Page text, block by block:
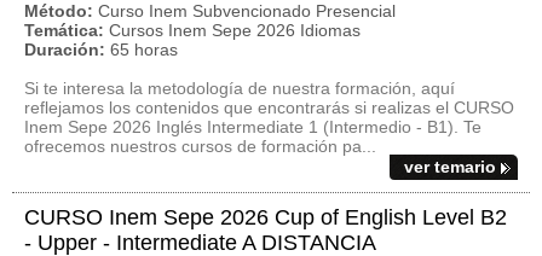
Método: Curso Inem Subvencionado Presencial
Temática: Cursos Inem Sepe 2026 Idiomas
Duración: 65 horas
Si te interesa la metodología de nuestra formación, aquí
reflejamos los contenidos que encontrarás si realizas el CURSO
Inem Sepe 2026 Inglés Intermediate 1 (Intermedio - B1). Te
ofrecemos nuestros cursos de formación pa...
ver temario
CURSO Inem Sepe 2026 Cup of English Level B2
- Upper - Intermediate A DISTANCIA